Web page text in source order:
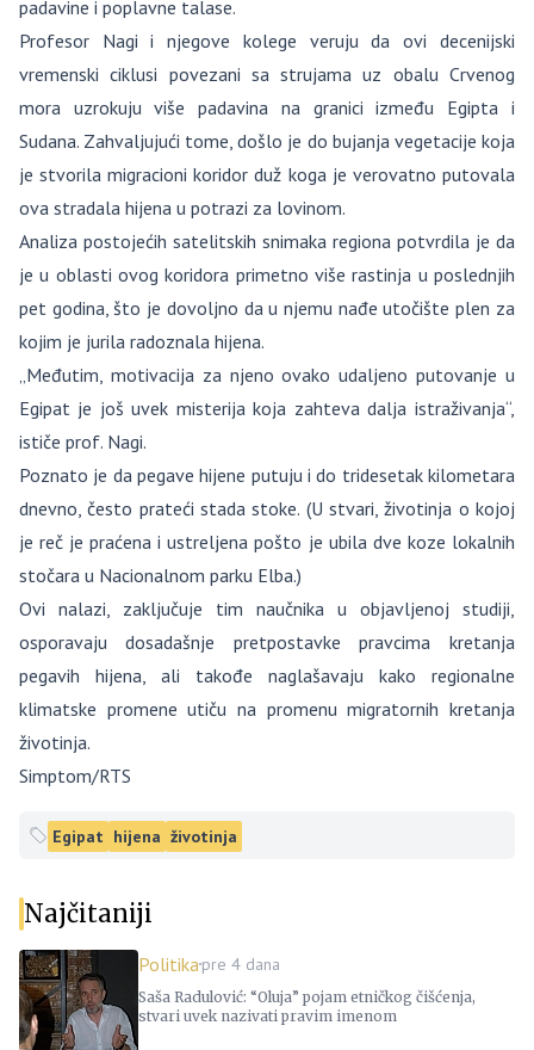
padavine i poplavne talase.
Profesor Nagi i njegove kolege veruju da ovi decenijski
vremenski ciklusi povezani sa strujama uz obalu Crvenog
mora uzrokuju više padavina na granici između Egipta i
Sudana. Zahvaljujući tome, došlo je do bujanja vegetacije koja
je stvorila migracioni koridor duž koga je verovatno putovala
ova stradala hijena u potrazi za lovinom.
Analiza postojećih satelitskih snimaka regiona potvrdila je da
je u oblasti ovog koridora primetno više rastinja u poslednjih
pet godina, što je dovoljno da u njemu nađe utočište plen za
kojim je jurila radoznala hijena.
„Međutim, motivacija za njeno ovako udaljeno putovanje u
Egipat je još uvek misterija koja zahteva dalja istraživanja“,
ističe prof. Nagi.
Poznato je da pegave hijene putuju i do tridesetak kilometara
dnevno, često prateći stada stoke. (U stvari, životinja o kojoj
je reč je praćena i ustreljena pošto je ubila dve koze lokalnih
stočara u Nacionalnom parku Elba.)
Ovi nalazi, zaključuje tim naučnika u objavljenoj studiji,
osporavaju dosadašnje pretpostavke pravcima kretanja
pegavih hijena, ali takođe naglašavaju kako regionalne
klimatske promene utiču na promenu migratornih kretanja
životinja.
Simptom/RTS
Egipat hijena životinja
Najčitaniji
Politikapre 4 dana
Saša Radulović: “Oluja” pojam etničkog čišćenja,
stvari uvek nazivati pravim imenom